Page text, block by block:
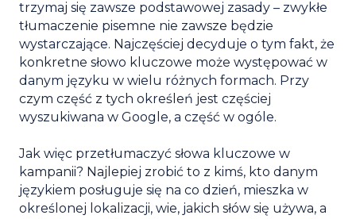
trzymaj się zawsze podstawowej zasady – zwykłe
tłumaczenie pisemne nie zawsze będzie
wystarczające. Najczęściej decyduje o tym fakt, że
konkretne słowo kluczowe może występować w
danym języku w wielu różnych formach. Przy
czym część z tych określeń jest częściej
wyszukiwana w Google, a część w ogóle.
Jak więc przetłumaczyć słowa kluczowe w
kampanii? Najlepiej zrobić to z kimś, kto danym
językiem posługuje się na co dzień, mieszka w
określonej lokalizacji, wie, jakich słów się używa, a